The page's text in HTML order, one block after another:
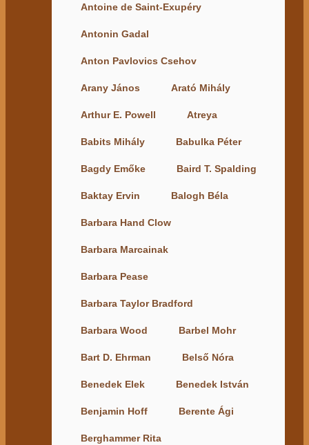
Antoine de Saint-Exupéry
Antonin Gadal
Anton Pavlovics Csehov
Arany János Arató Mihály
Arthur E. Powell Atreya
Babits Mihály Babulka Péter
Bagdy Emőke Baird T. Spalding
Baktay Ervin Balogh Béla
Barbara Hand Clow
Barbara Marcainak
Barbara Pease
Barbara Taylor Bradford
Barbara Wood Barbel Mohr
Bart D. Ehrman Belső Nóra
Benedek Elek Benedek István
Benjamin Hoff Berente Ági
Berghammer Rita